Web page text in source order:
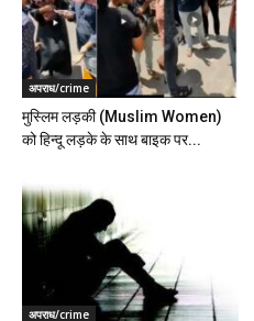
अपराध/crime
मुस्लिम लड़की (Muslim Women)
को हिन्दू लड़के के साथ बाइक पर...
अपराध/crime